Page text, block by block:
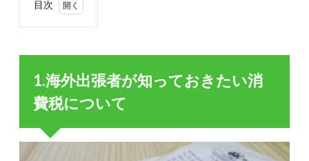
目次
1.
外出
が知
おき
消費
税に
1.海外出張者が知っておきたい消
費税について